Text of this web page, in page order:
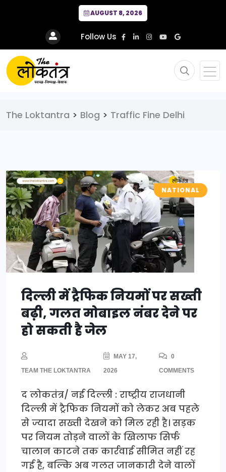
AUGUST 8, 2026
Follow Us
The Loktantra > Blog > Traffic Fine Delhi
NATIONAL
दिल्ली में ट्रैफिक नियमों पर सख्ती
बढ़ी, गलत मोबाइल नंबर देने पर
हो सकती है जेल
TEAM THE LOKTANTRA
MAY 17,
2026
0
COMMENTS
द लोकतंत्र/ नई दिल्ली : राष्ट्रीय राजधानी
दिल्ली में ट्रैफिक नियमों को लेकर अब पहले
से ज्यादा सख्ती देखने को मिल रही है। सड़क
पर नियम तोड़ने वालों के खिलाफ सिर्फ
चालान काटने तक कार्रवाई सीमित नहीं रह
गई है, बल्कि अब गलत जानकारी देने वालों